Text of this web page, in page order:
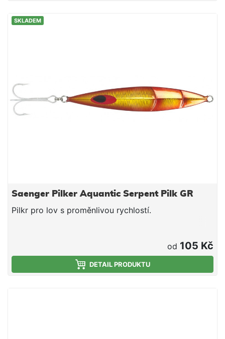
SKLADEM
Saenger Pilker Aquantic Serpent Pilk GR
Pilkr pro lov s proměnlivou rychlostí.
od 105 Kč
DETAIL PRODUKTU